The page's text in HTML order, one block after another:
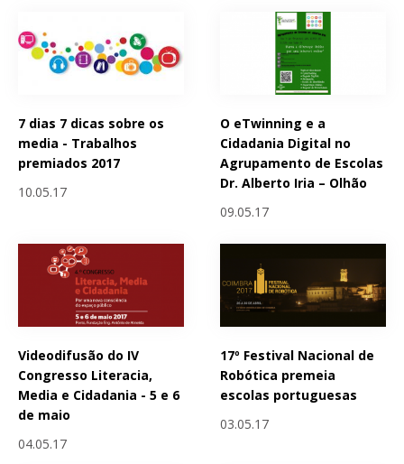
7 dias 7 dicas sobre os
media - Trabalhos
premiados 2017
10.05.17
O eTwinning e a
Cidadania Digital no
Agrupamento de Escolas
Dr. Alberto Iria – Olhão
09.05.17
Videodifusão do IV
Congresso Literacia,
Media e Cidadania - 5 e 6
de maio
04.05.17
17º Festival Nacional de
Robótica premeia
escolas portuguesas
03.05.17